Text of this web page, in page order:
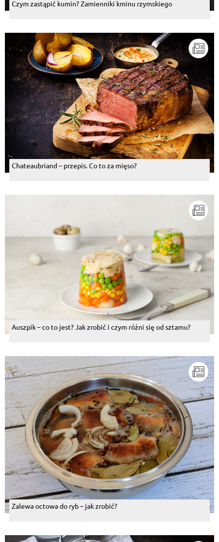
Czym zastąpić kumin? Zamienniki kminu rzymskiego
Chateaubriand – przepis. Co to za mięso?
Auszpik – co to jest? Jak zrobić i czym różni się od sztamu?
Zalewa octowa do ryb – jak zrobić?